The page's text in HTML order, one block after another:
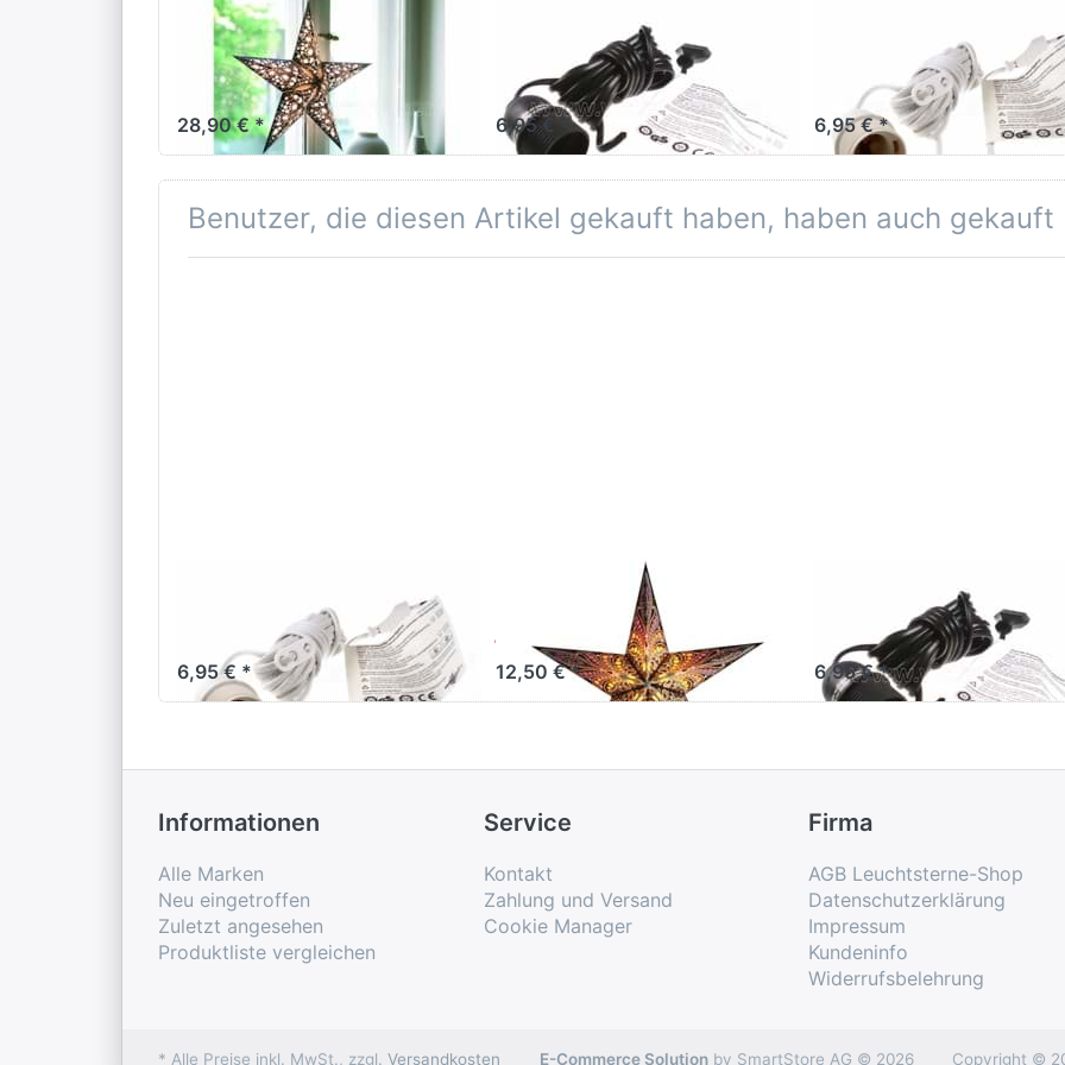
EARTH FRIENDLY
starlightz table
stand Lampenfuß M
28,90 € *
Verstromung
schwarz 4 m
6,95 € *
Verstromung
6,95 € *
Benutzer, die diesen Artikel gekauft haben, haben auch gekauft
Verstromung weiß 4
6,95 € *
starlightz queen of
12,50 € *
Verstromung
schwarz 4 m
6,95 € *
Informationen
Alle Marken
Neu eingetroffen
Zuletzt angesehen
Produktliste vergleichen
Service
Kontakt
Zahlung und Versand
Cookie Manager
Firma
AGB Leuchtsterne-Shop
Datenschutzerklärung
Impressum
Kundeninfo
Widerrufsbelehrung
* Alle Preise inkl. MwSt., zzgl. Versandkosten E-Commerce Solutionby SmartStore AG © 2026 Copyright ©